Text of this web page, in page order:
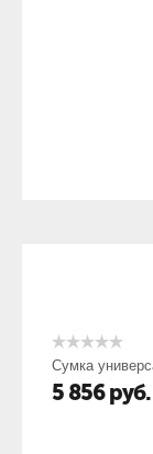
Сумка
5 856 руб.